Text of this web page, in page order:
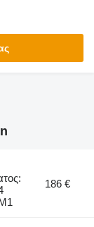
186 €